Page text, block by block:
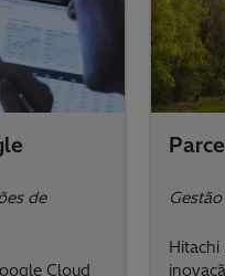
de
Cloud
Hitachi